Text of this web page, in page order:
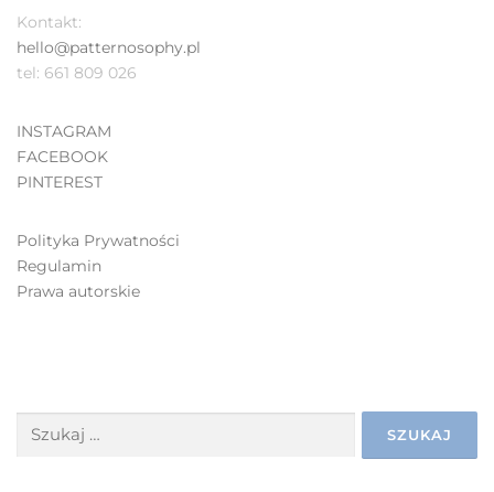
Kontakt:
hello@patternosophy.pl
tel: 661 809 026
INSTAGRAM
FACEBOOK
PINTEREST
Polityka Prywatności
Regulamin
Prawa autorskie